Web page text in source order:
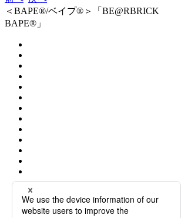
＜BAPE®/ベイプ®＞「BE@RBRICK
BAPE®︎」